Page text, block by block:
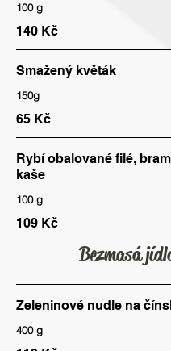
100 g
140 Kč
Smažený květák
150g
65 Kč
Rybí obalované filé,
kaše
100 g
109 Kč
Bezmasá
Zeleninové nudle na
400 g